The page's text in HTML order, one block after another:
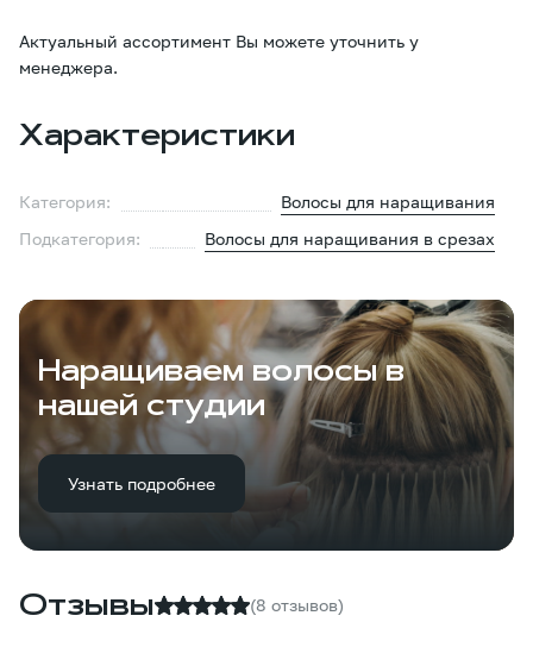
Актуальный ассортимент Вы можете уточнить у
менеджера.
Характеристики
Категория:
Волосы для наращивания
Подкатегория:
Волосы для наращивания в срезах
Наращиваем волосы в
нашей студии
Узнать подробнее
Отзывы (8 отзывов)